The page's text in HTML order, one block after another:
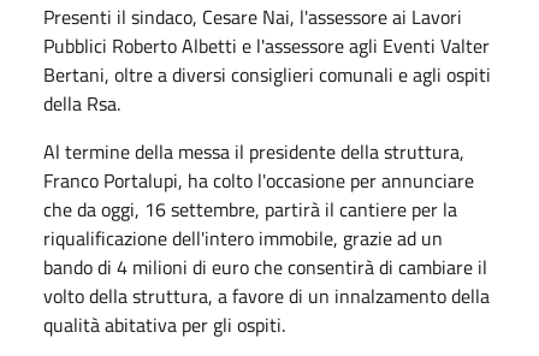
Presenti il sindaco, Cesare Nai, l'assessore ai Lavori
Pubblici Roberto Albetti e l'assessore agli Eventi Valter
Bertani, oltre a diversi consiglieri comunali e agli ospiti
della Rsa.
Al termine della messa il presidente della struttura,
Franco Portalupi, ha colto l'occasione per annunciare
che da oggi, 16 settembre, partirà il cantiere per la
riqualificazione dell'intero immobile, grazie ad un
bando di 4 milioni di euro che consentirà di cambiare il
volto della struttura, a favore di un innalzamento della
qualità abitativa per gli ospiti.